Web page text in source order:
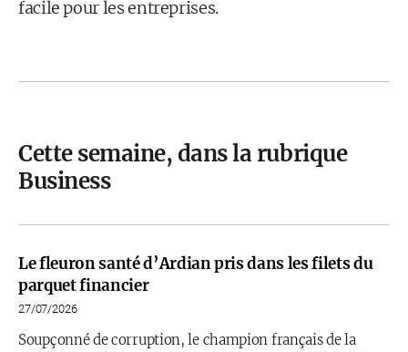
facile pour les entreprises.
Cette semaine, dans la rubrique
Business
Le fleuron santé d’Ardian pris dans les filets du
parquet financier
27/07/2026
Soupçonné de corruption, le champion français de la